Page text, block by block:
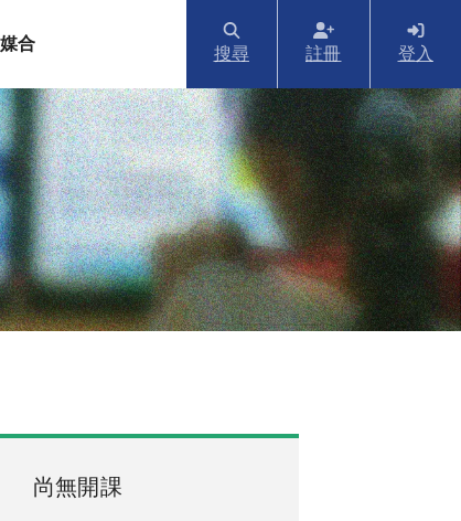
合
搜尋 註冊 登入
尚無開課